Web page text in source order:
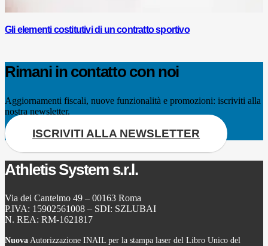
Gli elementi costitutivi di un contratto sportivo
Rimani in contatto con noi
Aggiornamenti fiscali, nuove funzionalità e promozioni: iscriviti alla
nostra newsletter.
ISCRIVITI ALLA NEWSLETTER
Athletis System s.r.l.
Via dei Cantelmo 49 – 00163 Roma
P.IVA: 15902561008 – SDI: SZLUBAI
N. REA: RM-1621817
Nuova Autorizzazione INAIL per la stampa laser del Libro Unico del